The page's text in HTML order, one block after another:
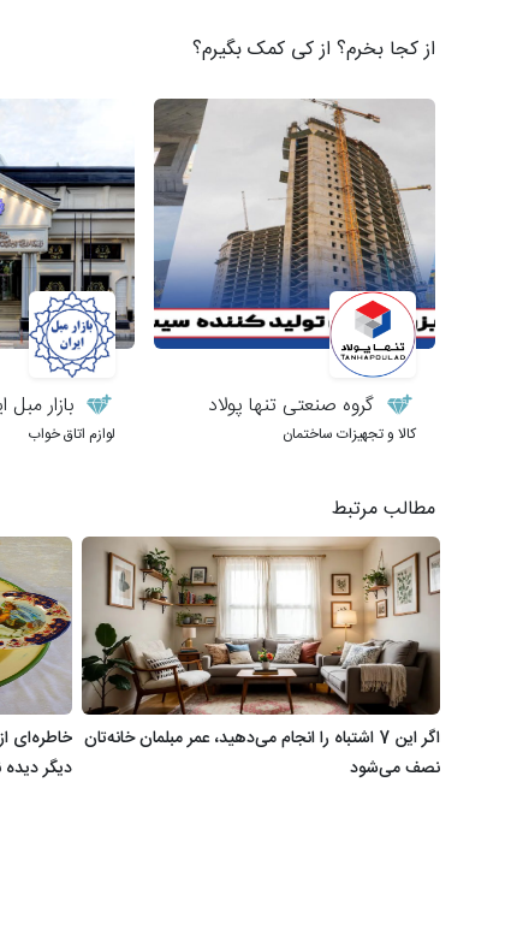
از کجا بخرم؟ از کی کمک بگیرم؟
گروه صنعتی تنها پولاد
کالا و تجهیزات ساختمان
بازار مبل
لوازم اتاق خواب
مطالب مرتبط
اگر این 7 اشتباه را انجام می‌دهید، عمر مبلمان خانه‌تان
نصف می‌شود
خاطره‌ای
دیگر